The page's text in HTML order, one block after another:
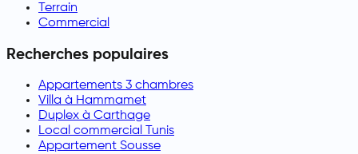
Terrain
Commercial
Recherches populaires
Appartements 3 chambres
Villa à Hammamet
Duplex à Carthage
Local commercial Tunis
Appartement Sousse